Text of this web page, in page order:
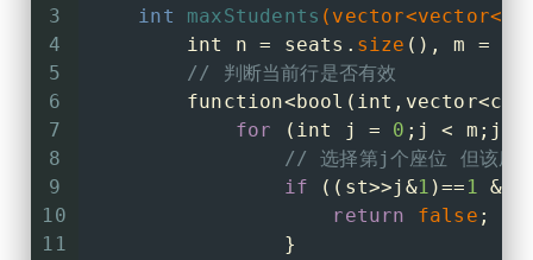
3
4
5
6
7
8
9
10
11
int maxStudents (vector<vector<
int
n = seats. size (), m =
// 判断当前行是否有效
        function<
bool ( int ,vector<
for ( int j = 0 ;j <
// 选择第j个座位 但该座
if ((st>>j&1 )== 1 &&
return
false ;
                }